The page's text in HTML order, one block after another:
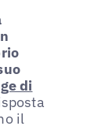
di
il